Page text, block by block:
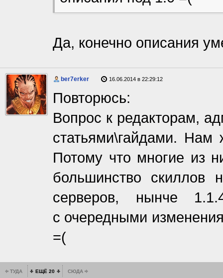
Да, конечно описания
ber7erker 16.06.2014 в 22:29:12
Повторюсь:
Вопрос к редакторам,
статьями\гайдами. Нам
Потому что многие из
большинство скиллов
серверов, нынче
с очередными
=(
ТУДА ЕЩЁ 20 СЮДА